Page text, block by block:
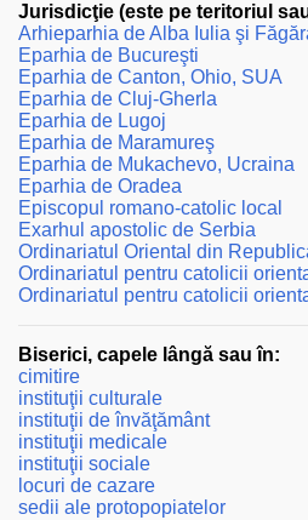
Jurisdicţie (este pe teritoriul
Arhieparhia de Alba Iulia şi
Eparhia de Bucureşti
Eparhia de Canton, Ohio, SUA
Eparhia de Cluj-Gherla
Eparhia de Lugoj
Eparhia de Maramureş
Eparhia de Mukachevo, Ucraina
Eparhia de Oradea
Episcopul romano-catolic local
Exarhul apostolic de Serbia
Ordinariatul Oriental din
Ordinariatul pentru catolicii
Ordinariatul pentru catolicii
Biserici, capele lângă sau în:
cimitire
instituţii culturale
instituţii de învăţământ
instituţii medicale
instituţii sociale
locuri de cazare
sedii ale protopopiatelor